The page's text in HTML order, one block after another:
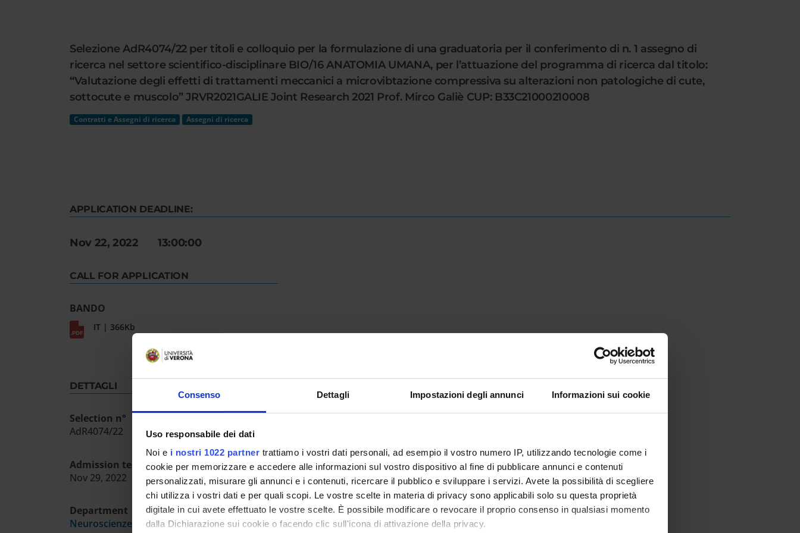
Consenso Dettagli Impostazioni degli annunci Informazioni sui cookie
Uso responsabile dei dati
Noi e i nostri 1022 partner trattiamo i vostri dati personali, ad esempio il vostro numero IP, utilizzando tecnologie come i
cookie per memorizzare e accedere alle informazioni sul vostro dispositivo al fine di pubblicare annunci e contenuti
personalizzati, misurare gli annunci e i contenuti, ricercare il pubblico e sviluppare i servizi. Avete la possibilità di scegliere
chi utilizza i vostri dati e per quali scopi. Le vostre scelte in materia di privacy sono applicabili solo su questa proprietà
digitale in cui avete effettuato le vostre scelte. È possibile modificare o revocare il proprio consenso in qualsiasi momento
dalla Dichiarazione sui cookie o facendo clic sull'icona di attivazione della privacy.
Selezione AdR4074/22 per titoli e colloquio per la formulazione di una graduatoria per il conferimento di n. 1 assegno di
ricerca nel settore scientifico-disciplinare BIO/16 ANATOMIA UMANA, per l’attuazione del programma di ricerca dal titolo:
“Valutazione degli effetti di trattamenti meccanici a microvibtazione compressiva su alterazioni non patologiche di cute,
sottocute e muscolo” JRVR2021GALIE Joint Research 2021 Prof. Mirco Galiè CUP: B33C21000210008
Contratti e Assegni di ricerca Assegni di ricerca
APPLICATION DEADLINE:
Nov 22, 2022 13:00:00
CALL FOR APPLICATION
BANDO
IT | 366Kb
DETTAGLI
Selection n°
AdR4074/22
Admission test date
Nov 29, 2022
Department
Neuroscienze, Biomedicina e Movimento